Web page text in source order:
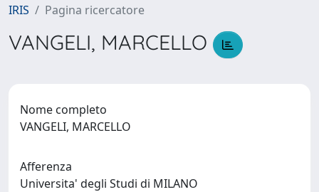
IRIS Pagina ricercatore
VANGELI, MARCELLO
Nome completo
VANGELI, MARCELLO
Afferenza
Universita' degli Studi di MILANO